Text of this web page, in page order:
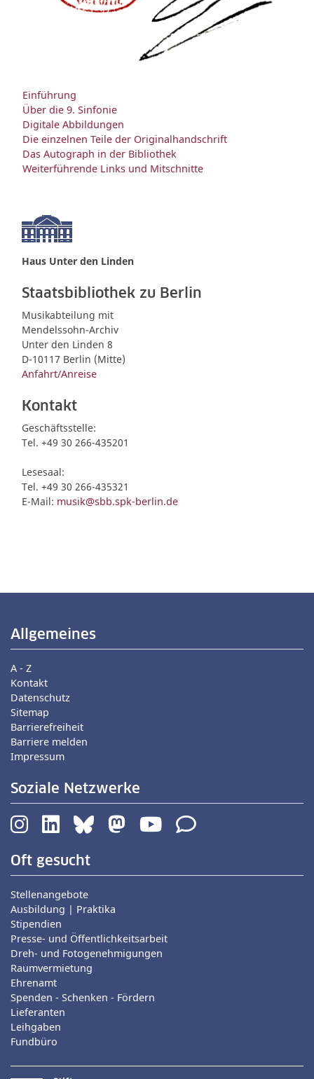
Einführung
Über die 9. Sinfonie
Digitale Abbildungen
Die einzelnen Teile der Originalhandschrift
Das Autograph in der Bibliothek
Weiterführende Links und Mitschnitte
Haus Unter den Linden
Staatsbibliothek zu Berlin
Musikabteilung mit
Mendelssohn-Archiv
Unter den Linden 8
D-10117 Berlin (Mitte)
Anfahrt/Anreise
Kontakt
Geschäftsstelle:
Tel. +49 30 266-435201
Lesesaal:
Tel. +49 30 266-435321
E-Mail: musik@sbb.spk-berlin.de
Allgemeines
A - Z
Kontakt
Datenschutz
Sitemap
Barrierefreiheit
Barriere melden
Impressum
Soziale Netzwerke
Oft gesucht
Stellenangebote
Ausbildung | Praktika
Stipendien
Presse- und Öffentlichkeitsarbeit
Dreh- und Fotogenehmigungen
Raumvermietung
Ehrenamt
Spenden - Schenken - Fördern
Lieferanten
Leihgaben
Fundbüro